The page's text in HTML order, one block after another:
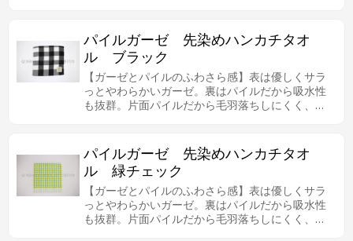
プルなチェック柄も人気があります。
パイルガーゼ 先染めハンカチタオ
ル ブラック
【ガーゼとパイルのふわさら感】表は優しくサラ
っとやわらかいガーゼ。裏はパイルだから吸水性
も抜群。片面パイルだから毛羽落ちしにくく、拭
プルなチェック柄も人気があります。
パイルガーゼ 先染めハンカチタオ
ル 緑チェック
【ガーゼとパイルのふわさら感】表は優しくサラ
っとやわらかいガーゼ。裏はパイルだから吸水性
も抜群。片面パイルだから毛羽落ちしにくく、拭